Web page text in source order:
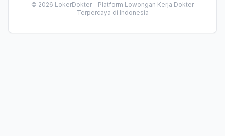
© 2026 LokerDokter - Platform Lowongan Kerja Dokter
Terpercaya di Indonesia